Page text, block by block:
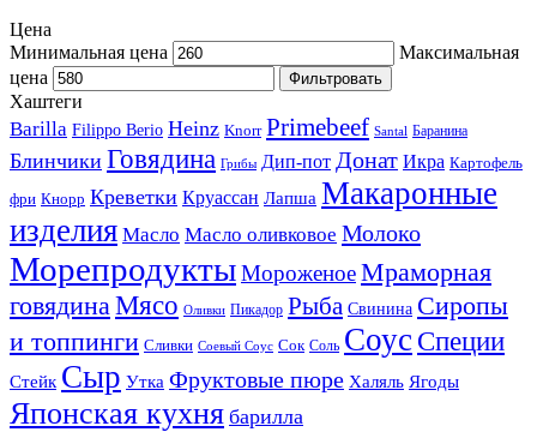
Цена
Минимальная цена
Максимальная
цена
Фильтровать
Хаштеги
Barilla Filippo Berio Heinz Knorr Primebeef Santal Баранина
Блинчики Говядина Грибы Дип-пот Донат Икра Картофель
фри Кнорр Креветки Круассан Лапша Макаронные
изделия Масло Масло оливковое Молоко
МорепродуктыМороженоеМраморная
говядина Мясо Оливки Пикадор Рыба Свинина Сиропы
и топпинги Сливки Соевый Соус Сок Соль Соус Специи
Стейк Сыр Утка Фруктовые пюре Халяль Ягоды
Японская кухня барилла